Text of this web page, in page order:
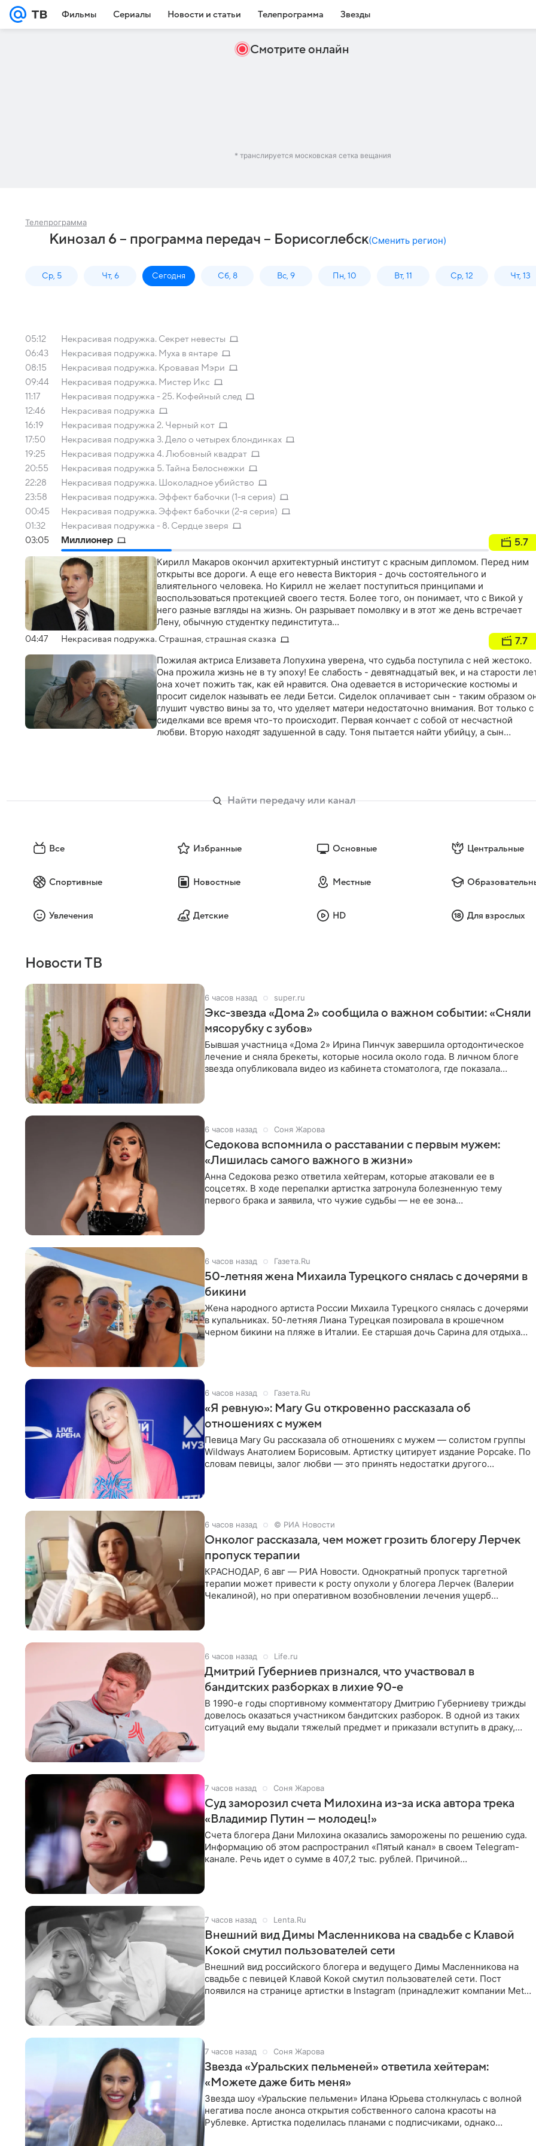
Фильмы Сериалы Новости и статьи Телепрограмма Звезды
Смотрите онлайн
* транслируется московская сетка вещания
Телепрограмма
Кинозал 6 – программа передач – Борисоглебск(Сменить регион)
Ср, 5 Чт, 6 Сегодня Сб, 8 Вс, 9 Пн, 10 Вт, 11 Ср, 12 Чт, 13
05:12
Некрасивая подружка. Секрет невесты
06:43
Некрасивая подружка. Муха в янтаре
08:15
Некрасивая подружка. Кровавая Мэри
09:44
Некрасивая подружка. Мистер Икс
11:17
Некрасивая подружка - 25. Кофейный след
12:46
Некрасивая подружка
16:19
Некрасивая подружка 2. Черный кот
17:50
Некрасивая подружка 3. Дело о четырех блондинках
19:25
Некрасивая подружка 4. Любовный квадрат
20:55
Некрасивая подружка 5. Тайна Белоснежки
22:28
Некрасивая подружка. Шоколадное убийство
23:58
Некрасивая подружка. Эффект бабочки (1-я серия)
00:45
Некрасивая подружка. Эффект бабочки (2-я серия)
01:32
Некрасивая подружка - 8. Сердце зверя
03:05
Миллионер 5.7
Кирилл Макаров окончил архитектурный институт с красным дипломом. Перед ним
открыты все дороги. А еще его невеста Виктория - дочь состоятельного и
влиятельного человека. Но Кирилл не желает поступиться принципами и
воспользоваться протекцией своего тестя. Более того, он понимает, что с Викой у
него разные взгляды на жизнь. Он разрывает помолвку и в этот же день встречает
Лену, обычную студентку пединститута…
04:47 Некрасивая подружка. Страшная, страшная сказка 7.7
Пожилая актриса Елизавета Лопухина уверена, что судьба поступила с ней жестоко.
Она прожила жизнь не в ту эпоху! Ее слабость - девятнадцатый век, и на старости
она хочет пожить так, как ей нравится. Она одевается в исторические костюмы и
просит сиделок называть ее леди Бетси. Сиделок оплачивает сын - таким образом
глушит чувство вины за то, что уделяет матери недостаточно внимания. Вот только с
сиделками все время что-то происходит. Первая кончает с собой от несчастной
любви. Вторую находят задушенной в саду. Тоня пытается найти убийцу, а сын
Все Избранные Основные Центральные
Спортивные Новостные Местные
Увлечения Детские HD Для взрослых
Новости ТВ
6 часов назад super.ru
Экс-звезда «Дома 2» сообщила о важном событии: «Сняли
мясорубку с зубов»
Бывшая участница «Дома 2» Ирина Пинчук завершила ортодонтическое
лечение и сняла брекеты, которые носила около года. В личном блоге
звезда опубликовала видео из кабинета стоматолога, где показала
6 часов назад Соня Жарова
Седокова вспомнила о расставании с первым мужем:
«Лишилась самого важного в жизни»
Анна Седокова резко ответила хейтерам, которые атаковали ее в
соцсетях. В ходе перепалки артистка затронула болезненную тему
первого брака и заявила, что чужие судьбы — не ее зона
6 часов назад Газета.Ru
50-летняя жена Михаила Турецкого снялась с дочерями в
бикини
Жена народного артиста России Михаила Турецкого снялась с дочерями
в купальниках. 50-летняя Лиана Турецкая позировала в крошечном
черном бикини на пляже в Италии. Ее старшая дочь Сарина для отдыха
6 часов назад Газета.Ru
«Я ревную»: Mary Gu откровенно рассказала об
отношениях с мужем
Певица Mary Gu рассказала об отношениях с мужем — солистом группы
Wildways Анатолием Борисовым. Артистку цитирует издание Popcake. По
словам певицы, залог любви — это принять недостатки другого
6 часов назад © РИА Новости
Онколог рассказала, чем может грозить блогеру Лерчек
пропуск терапии
КРАСНОДАР, 6 авг — РИА Новости. Однократный пропуск таргетной
терапии может привести к росту опухоли у блогера Лерчек (Валерии
Чекалиной), но при оперативном возобновлении лечения ущерб
6 часов назад Life.ru
Дмитрий Губерниев признался, что участвовал в
бандитских разборках в лихие 90-е
В 1990-е годы спортивному комментатору Дмитрию Губерниеву трижды
довелось оказаться участником бандитских разборок. В одной из таких
ситуаций ему выдали тяжелый предмет и приказали вступить в драку,
7 часов назад Соня Жарова
Суд заморозил счета Милохина из-за иска автора трека
«Владимир Путин — молодец!»
Счета блогера Дани Милохина оказались заморожены по решению суда.
Информацию об этом распространил «Пятый канал» в своем Telegram-
канале. Речь идет о сумме в 407,2 тыс. рублей. Причиной
7 часов назад Lenta.Ru
Внешний вид Димы Масленникова на свадьбе с Клавой
Кокой смутил пользователей сети
Внешний вид российского блогера и ведущего Димы Масленникова на
свадьбе с певицей Клавой Кокой смутил пользователей сети. Пост
появился на странице артистки в Instagram (принадлежит компании Meta,
7 часов назад Соня Жарова
Звезда «Уральских пельменей» ответила хейтерам:
«Можете даже бить меня»
Звезда шоу «Уральские пельмени» Илана Юрьева столкнулась с волной
негатива после анонса открытия собственного салона красоты на
Рублевке. Артистка поделилась планами с подписчиками, однако